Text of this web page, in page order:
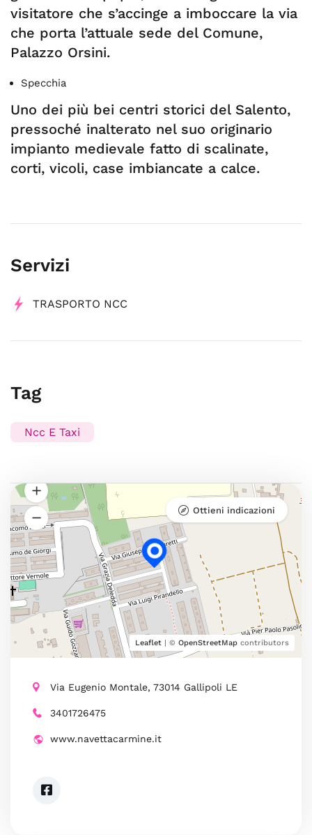
visitatore che s’accinge a imboccare la via
che porta l’attuale sede del Comune,
Palazzo Orsini.
Specchia
Uno dei più bei centri storici del Salento,
pressoché inalterato nel suo originario
impianto medievale fatto di scalinate,
corti, vicoli, case imbiancate a calce.
Servizi
TRASPORTO NCC
Tag
Ncc E Taxi
Leaflet | © OpenStreetMap contributors
Ottieni indicazioni
Via Eugenio Montale, 73014 Gallipoli LE
3401726475
www.navettacarmine.it